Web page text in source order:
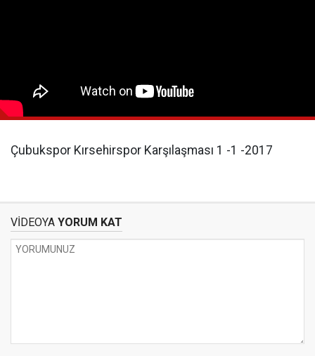
Çubukspor Kırsehirspor Karşılaşması 1 -1 -2017
VİDEOYA YORUM KAT